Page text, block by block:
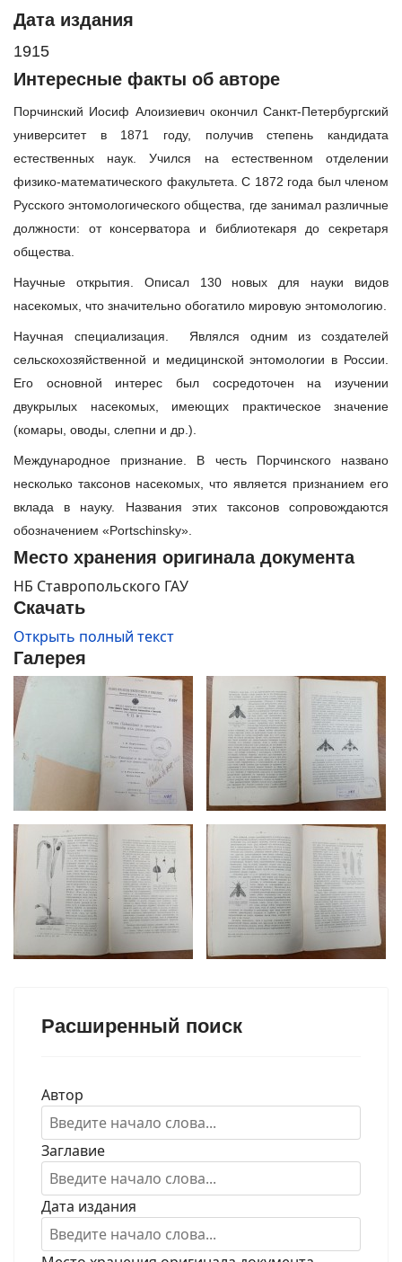
Дата издания
1915
Интересные факты об авторе
Порчинский Иосиф Алоизиевич окончил Санкт-Петербургский
университет в 1871 году, получив степень кандидата
естественных наук. Учился на естественном отделении
физико-математического факультета. С 1872 года был членом
Русского энтомологического общества, где занимал различные
должности: от консерватора и библиотекаря до секретаря
общества.
Научные открытия. Описал 130 новых для науки видов
насекомых, что значительно обогатило мировую энтомологию.
Научная специализация. Являлся одним из создателей
сельскохозяйственной и медицинской энтомологии в России.
Его основной интерес был сосредоточен на изучении
двукрылых насекомых, имеющих практическое значение
(комары, оводы, слепни и др.).
Международное признание. В честь Порчинского названо
несколько таксонов насекомых, что является признанием его
вклада в науку. Названия этих таксонов сопровождаются
обозначением «Portschinsky».
Место хранения оригинала документа
НБ Ставропольского ГАУ
Скачать
Открыть полный текст
Галерея
Расширенный поиск
Автор
Заглавие
Дата издания